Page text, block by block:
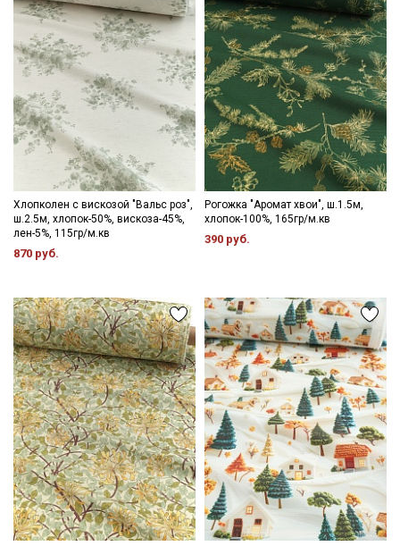
Хлопколен с вискозой "Вальс роз",
ш.2.5м, хлопок-50%, вискоза-45%,
лен-5%, 115гр/м.кв
870 руб.
Рогожка "Аромат хвои", ш.1.5м,
хлопок-100%, 165гр/м.кв
390 руб.